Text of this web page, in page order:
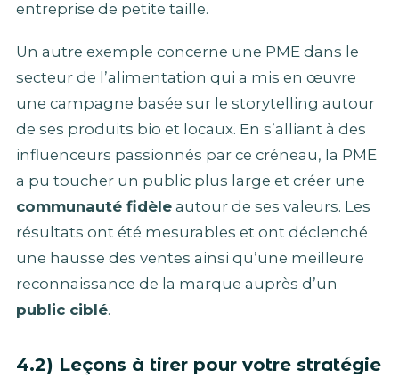
entreprise de petite taille.
Un autre exemple concerne une PME dans le
secteur de l’alimentation qui a mis en œuvre
une campagne basée sur le storytelling autour
de ses produits bio et locaux. En s’alliant à des
influenceurs passionnés par ce créneau, la PME
a pu toucher un public plus large et créer une
communauté fidèle autour de ses valeurs. Les
résultats ont été mesurables et ont déclenché
une hausse des ventes ainsi qu’une meilleure
reconnaissance de la marque auprès d’un
public ciblé.
4.2) Leçons à tirer pour votre stratégie